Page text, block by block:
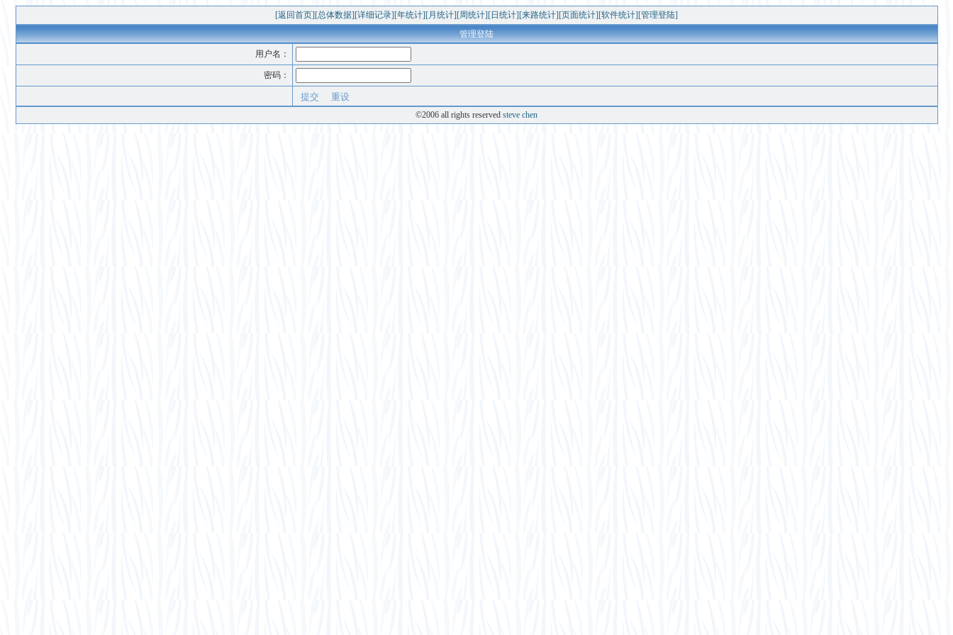
[返回首页][总体数据][详细记录][年统计][月统计][周统计][日统计][来路统计][页面统计][软件统计][管理登陆]
管理登陆
用户名：
密码：
©2006 all rights reserved steve chen